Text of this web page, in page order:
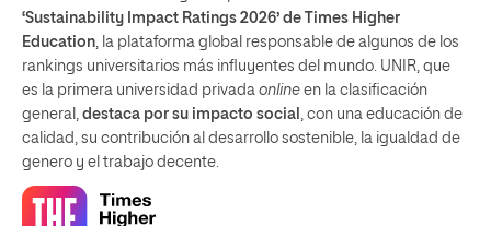
‘Sustainability Impact Ratings 2026’ de Times Higher
Education , la plataforma global responsable de algunos de los
rankings universitarios más influyentes del mundo. UNIR, que
es la primera universidad privada online en la clasificación
general, destaca por su impacto social
, con una educación de
calidad, su contribución al desarrollo sostenible, la igualdad de
genero y el trabajo decente.